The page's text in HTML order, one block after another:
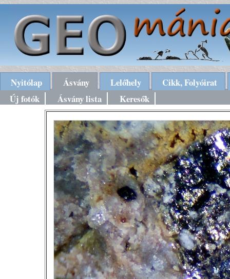
Nyitólap Ásvány Lelőhely
Cikk, Folyóirat
Új fotók
Ásvány lista Keresők